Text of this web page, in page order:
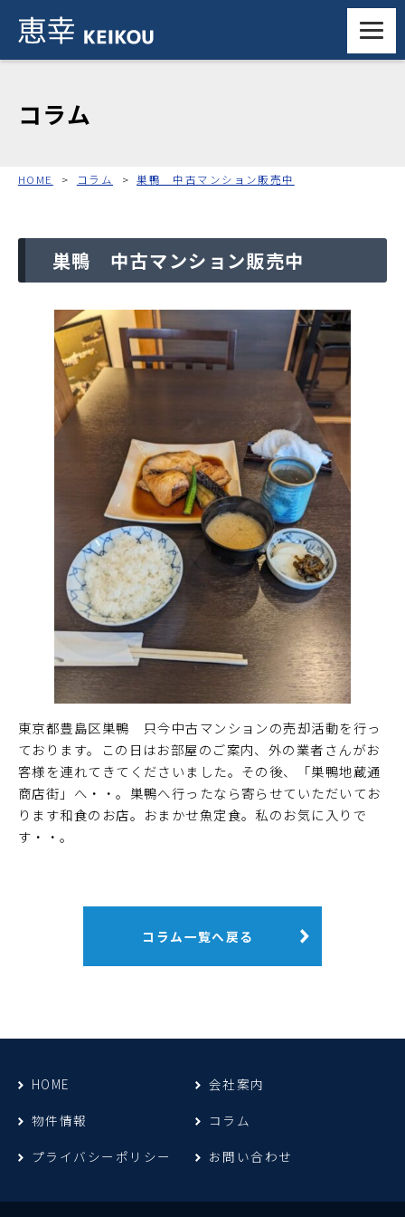
コラム
HOME コラム 巣鴨 中古マンション販売中
巣鴨 中古マンション販売中
東京都豊島区巣鴨 只今中古マンションの売却活動を行っ
ております。この日はお部屋のご案内、外の業者さんがお
客様を連れてきてくださいました。その後、「巣鴨地蔵通
商店街」へ・・。巣鴨へ行ったなら寄らせていただいてお
ります和食のお店。おまかせ魚定食。私のお気に入りで
す・・。
コラム一覧へ戻る
HOME
会社案内
物件情報
コラム
プライバシーポリシー
お問い合わせ